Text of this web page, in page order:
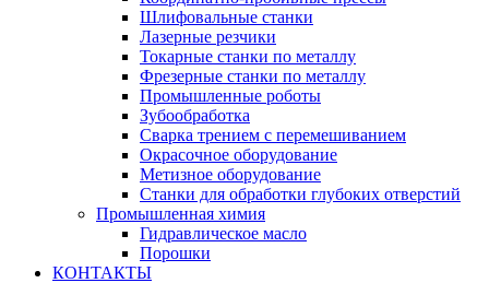
Шлифовальные станки
Лазерные резчики
Токарные станки по металлу
Фрезерные станки по металлу
Промышленные роботы
Зубообработка
Сварка трением с перемешиванием
Окрасочное оборудование
Метизное оборудование
Станки для обработки глубоких отверстий
Промышленная химия
Гидравлическое масло
Порошки
КОНТАКТЫ